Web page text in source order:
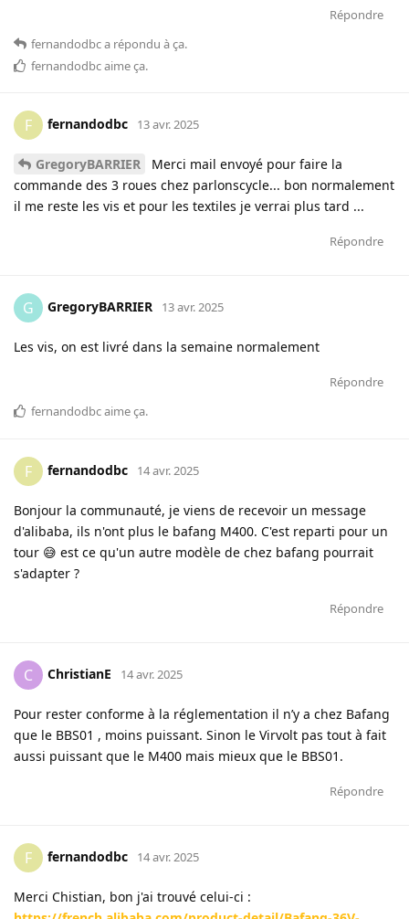
Répondre
fernandodbca répondu à ça.
fernandodbcaime ça.
F fernandodbc 13 avr. 2025
GregoryBARRIER
Merci mail envoyé pour faire la
commande des 3 roues chez parlonscycle... bon normalement
il me reste les vis et pour les textiles je verrai plus tard ...
Répondre
G GregoryBARRIER 13 avr. 2025
Les vis, on est livré dans la semaine normalement
Répondre
fernandodbcaime ça.
F fernandodbc 14 avr. 2025
Bonjour la communauté, je viens de recevoir un message
d'alibaba, ils n'ont plus le bafang M400. C'est reparti pour un
tour 😅 est ce qu'un autre modèle de chez bafang pourrait
s'adapter ?
Répondre
C ChristianE 14 avr. 2025
Pour rester conforme à la réglementation il n’y a chez Bafang
que le BBS01 , moins puissant. Sinon le Virvolt pas tout à fait
aussi puissant que le M400 mais mieux que le BBS01.
Répondre
F fernandodbc 14 avr. 2025
Merci Chistian, bon j'ai trouvé celui-ci :